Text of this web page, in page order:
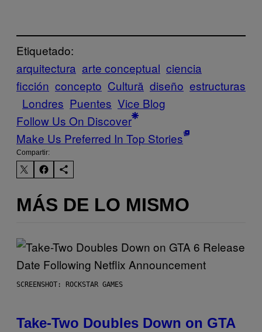
Etiquetado:
arquitectura arte conceptual ciencia
ficción concepto Cultură diseño estructuras
Londres Puentes Vice Blog
Follow Us On Discover
Make Us Preferred In Top Stories
Compartir:
MÁS DE LO MISMO
SCREENSHOT: ROCKSTAR GAMES
Take-Two Doubles Down on GTA